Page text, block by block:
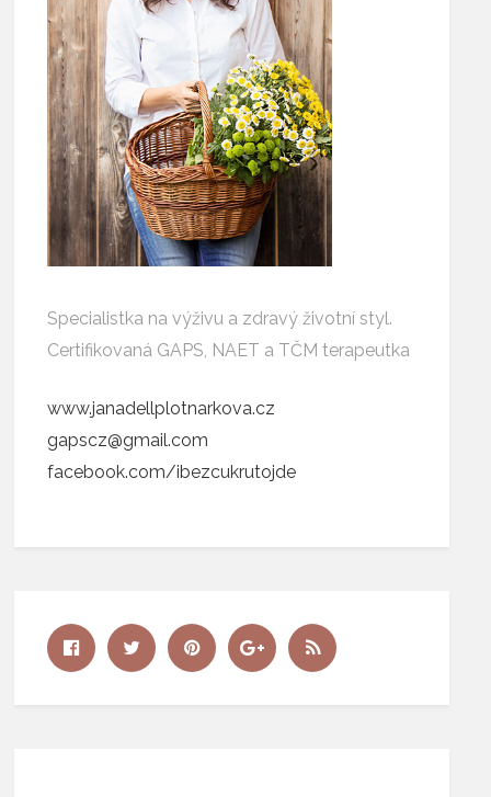
Specialistka na výživu a zdravý životní styl.
Certifikovaná GAPS, NAET a TČM terapeutka
www.janadellplotnarkova.cz
gapscz@gmail.com
facebook.com/ibezcukrutojde